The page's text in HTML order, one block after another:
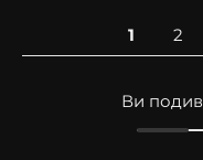
1 2
Ви